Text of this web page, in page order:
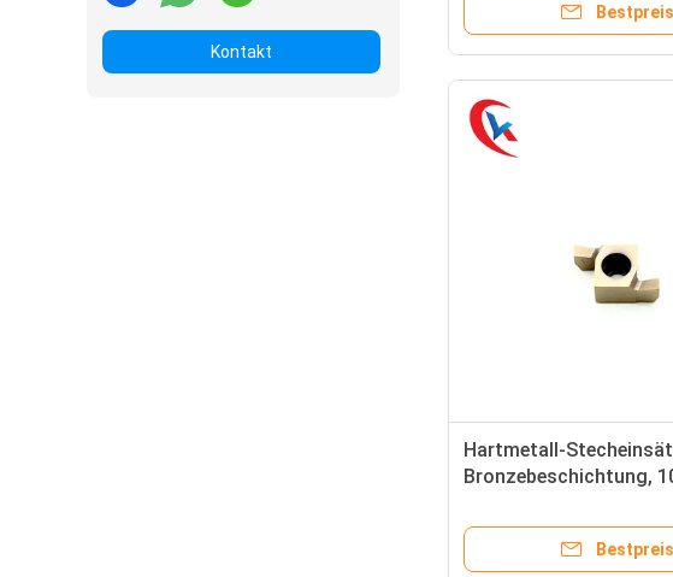
Kontakt
Bestpreis
Hartmetall-
Bronzebeschichtung,
HRA 91,8
Bestpreis